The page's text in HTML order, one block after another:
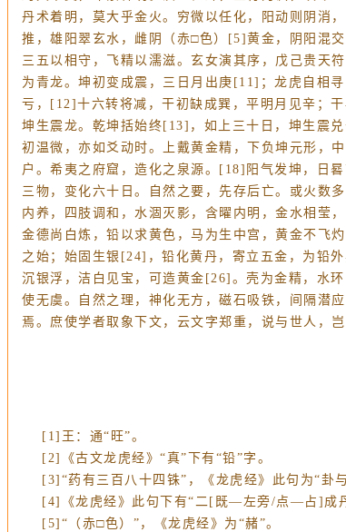
丹术着明，莫大乎金火。穷微以任化，阳动则阴消
推，雄阳翠玄水，雌阴（赤□色）[5]黄金，阴阳混
三五以相守，飞精以濡滋。玄女演其序，戊己贵天
为青龙。坤初变成震，三日月出庚[11]；龙虎自相
亏，[12]十六转将减，干初缺成巽，平明月见辛；
坤生震龙。乾坤括始终[13]，如上三十日，坤生震
初温微，亦如爻动时。上戴黄金精，下负坤元形，
户。希夷之府窟，造化之泉源。[18]阳气发坤，日
三物，变化六十日。自然之要，先存后亡。或火数
内养，四肢调和，水涸灭影，含曜内明，金水相莹
金德尚白炼，铅以求黄色，马为生中宫，黄金不飞
之始；始固生银[24]，铅化黄丹，寄立五金，为铅
沉银浮，洁白见宝，可造黄金[26]。壳为金精，水
使无虞。自然之理，神化无方，磁石吸铁，间隔潜
焉。庶使学者取象下文，云文字郑重，说与世人，岂
[1]王：通“旺”。
[2]《古文龙虎经》“真”下有“铅”字。
[3]“药有三百八十四铢”，《龙虎经》此句为“卦与
[4]《龙虎经》此句下有“二[既—左旁/点—占]成丹
[5]“（赤□色）”，《龙虎经》为“赭”。